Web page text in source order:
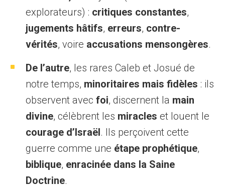
explorateurs) : critiques constantes,
jugements hâtifs, erreurs, contre-
vérités, voire accusations mensongères.
De l’autre, les rares Caleb et Josué de
notre temps, minoritaires mais fidèles : ils
observent avecfoi, discernent la main
divine, célèbrent les miracles et louent le
courage d’Israël. Ils perçoivent cette
guerre comme une étape prophétique,
biblique, enracinée dans la Saine
Doctrine.